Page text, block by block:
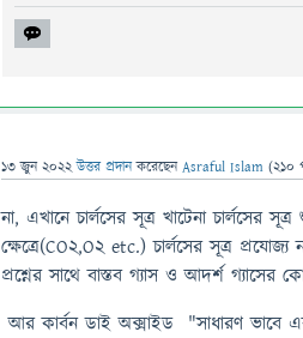
13 জুন 2022 উত্তর প্রদান করেছেনAsraful Islam (210
না, এখানে চার্লসের সূত্র খাটেনা চার্লসের
ক্ষেত্রে(CO2,O2 etc.) চার্লসের সূত্র
প্রশ্নের সাথে বাস্তব গ্যাস ও আদর্শ গ্যাসের
আর কার্বন ডাই অক্সাইড "সাধারণ ভাবে